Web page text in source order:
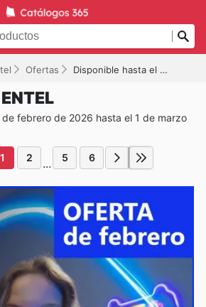
Ofertas Disponible hasta el 01-03-2026
febrero de 2026 hasta el 1 de marzo
1 2 ... 5 6